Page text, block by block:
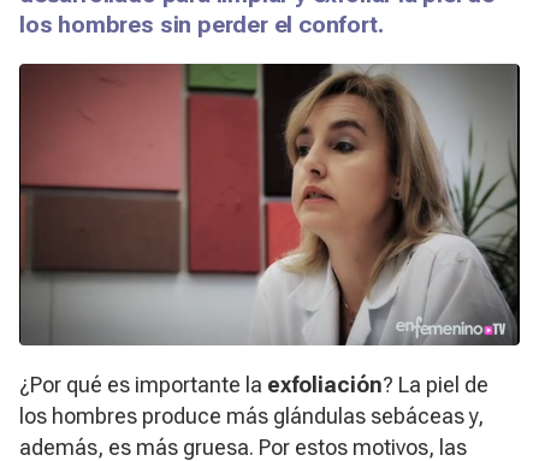
los hombres sin perder el confort.
¿Por qué es importante la exfoliación? La piel de
los hombres produce más glándulas sebáceas y,
además, es más gruesa. Por estos motivos, las